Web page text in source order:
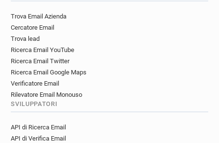
Trova Email Azienda
Cercatore Email
Trova lead
Ricerca Email YouTube
Ricerca Email Twitter
Ricerca Email Google Maps
Verificatore Email
Rilevatore Email Monouso
SVILUPPATORI
API di Ricerca Email
API di Verifica Email